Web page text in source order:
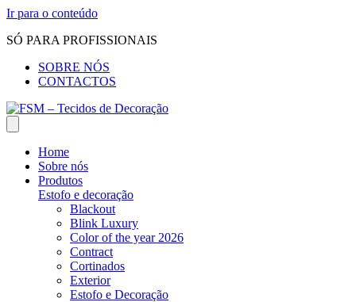
Ir para o conteúdo
SÓ PARA PROFISSIONAIS
SOBRE NÓS
CONTACTOS
Home
Sobre nós
Produtos
Estofo e decoração
Blackout
Blink Luxury
Color of the year 2026
Contract
Cortinados
Exterior
Estofo e Decoração